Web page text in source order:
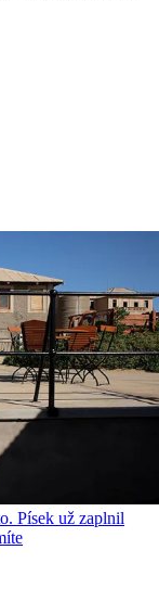
Písek už zaplnil